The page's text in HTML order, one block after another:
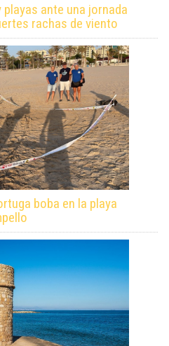
ante una jornada
rachas de viento
boba en la playa